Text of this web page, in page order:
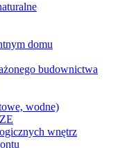
domu
budownictwa
wodne)
wnętrz